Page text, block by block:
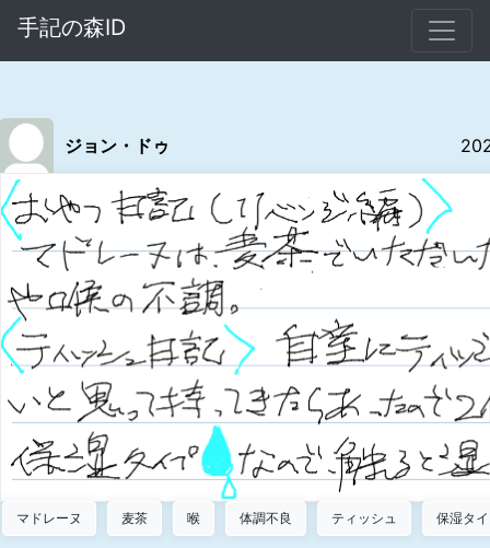
手記の森ID
ジョン・ドゥ
マドレーヌ 麦茶 喉 体調不良 ティッシュ 保湿タ